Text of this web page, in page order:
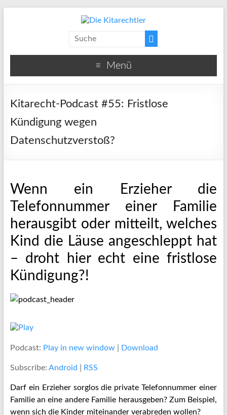
Menü
Kitarecht-Podcast #55: Fristlose
Kündigung wegen
Datenschutzverstoß?
Wenn ein Erzieher die
Telefonnummer einer Familie
herausgibt oder mitteilt, welches
Kind die Läuse angeschleppt hat
– droht hier echt eine fristlose
Kündigung?!
Podcast: Play in new window| Download
Subscribe: Android RSS
Darf ein Erzieher sorglos die private Telefonnummer einer
Familie an eine andere Familie herausgeben? Zum Beispiel,
wenn sich die Kinder miteinander verabreden wollen?